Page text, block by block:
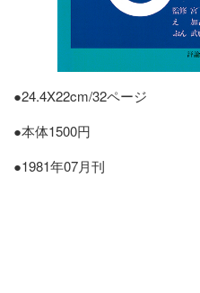
●24.4X22cm/32ページ
●本体1500円
●1981年07月刊